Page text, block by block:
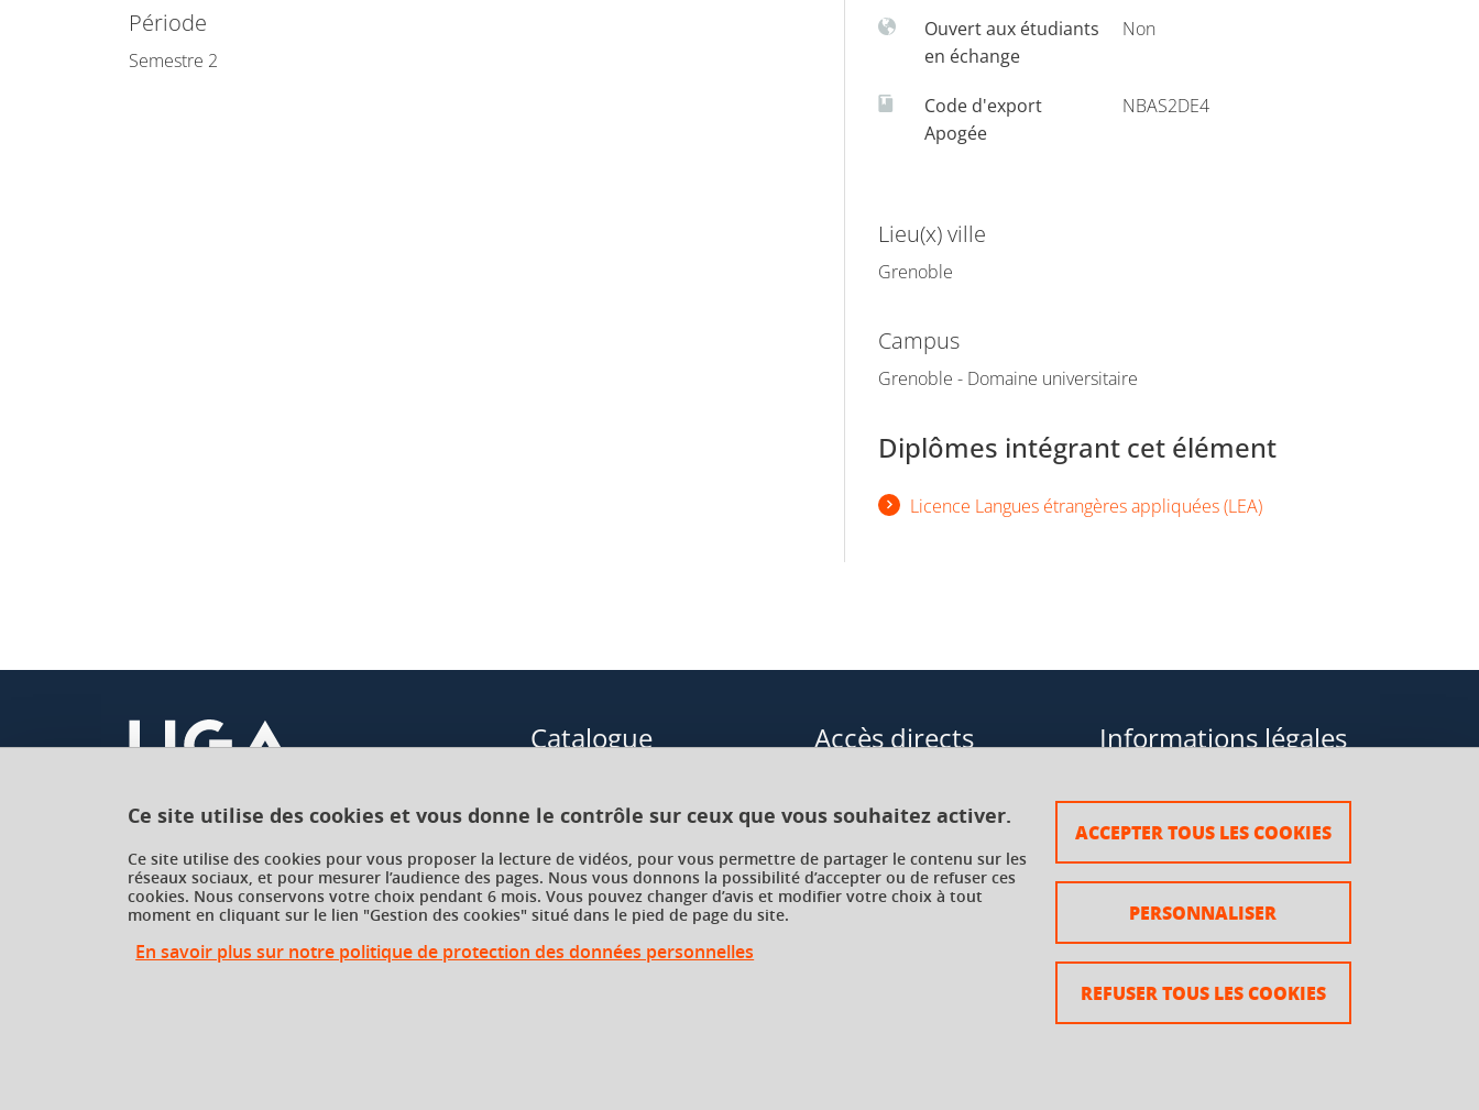
Ce site utilise des cookies et vous donne le contrôle sur ceux que vous souhaitez activer.
Ce site utilise des cookies pour vous proposer la lecture de vidéos, pour vous permettre de partager le contenu sur les
réseaux sociaux, et pour mesurer l’audience des pages. Nous vous donnons la possibilité d’accepter ou de refuser ces
cookies. Nous conservons votre choix pendant 6 mois. Vous pouvez changer d’avis et modifier votre choix à tout
moment en cliquant sur le lien "Gestion des cookies" situé dans le pied de page du site.
En savoir plus sur notre politique de protection des données personnelles
ACCEPTER TOUS LES COOKIES
REFUSER TOUS LES COOKIES
PERSONNALISER
Période
Semestre 2
Ouvert aux étudiants
en échange
Non
Code d'export
Apogée
NBAS2DE4
Lieu(x) ville
Grenoble
Campus
Grenoble - Domaine universitaire
Diplômes intégrant cet élément
Licence Langues étrangères appliquées (LEA)
Université Grenoble Alpes
621 avenue Centrale
38400 Saint-Martin-d'Hères
France
Catalogue
Formations courtes
Recherche par facultés, écoles,
instituts
Accès directs
Enseignements transversaux à
choix (ETC)
Informations légales
Plan du site
Mentions légales
Crédits
Accessibilité : non conforme